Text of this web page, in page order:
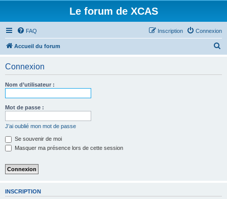
Le forum de XCAS
FAQ Connexion
Inscription
Accueil du forum
Connexion
Nom d’utilisateur :
Mot de passe :
J’ai oublié mon mot de passe
Se souvenir de moi
Masquer ma présence lors de cette session
INSCRIPTION